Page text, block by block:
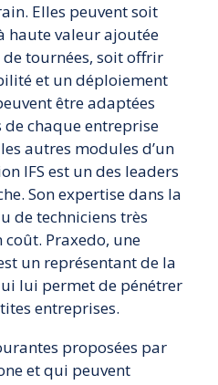
Elles peuvent soit
haute valeur ajoutée
tournées, soit offrir
et un déploiement
être adaptées
chaque entreprise
autres modules d’un
IFS est un des leaders
Son expertise dans la
de techniciens très
Praxedo, une
un représentant de la
lui permet de pénétrer
entreprises.
proposées par
et qui peuvent